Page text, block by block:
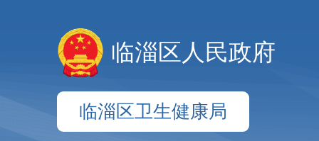
临淄区人民政府
临淄区卫生健康局